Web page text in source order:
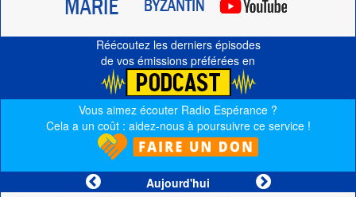
Réécoutez les derniers épisodes
de vos émissions préférées en
Vous aimez écouter Radio Espérance ?
Cela a un coût : aidez-nous à poursuivre ce service !
Aujourd'hui